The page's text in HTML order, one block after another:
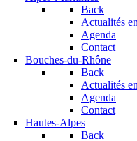
Back
Actualités
Agenda
Contact
Bouches-du-Rhône
Back
Actualités
Agenda
Contact
Hautes-Alpes
Back